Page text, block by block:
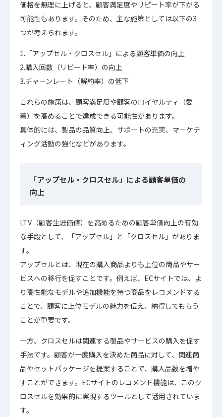
価格を無理に上げると、顧客満足度やリピート率が下がる
可能性もあります。そのため、主な施策としては以下の3
つが考えられます。
1.「アップセル・クロスセル」による顧客単価の向上
2.購入回数（リピート率）の向上
3.チャーンレート（解約率）の低下
これらの施策は、顧客満足度や顧客のロイヤルティ（愛
着）を高めることで達成できる可能性があります。
具体的には、製品の品質向上、サポートの充実、マーケテ
ィング活動の強化などがあります。
「アップセル・クロスセル」による顧客単価の
向上
LTV（顧客生涯価値）を高めるための顧客単価向上の有効
な手段として、「アップセル」と「クロスセル」がありま
す。
アップセルとは、現在の購入商品よりも上位の商品やサー
ビスへの移行を促すことです。例えば、ECサイトでは、よ
り高性能なモデルや追加機能を持つ商品をレコメンドする
ことで、顧客に上位モデルの魅力を伝え、納得してもらう
ことが重要です。
一方、クロスセルは関連する製品やサービスの購入を促す
手法です。顧客が一度購入を決めた商品に対して、関連商
品やセットパッケージを提案することで、購入品数を増や
すことができます。ECサイトのレコメンド機能は、このク
ロスセルを効果的に実現するツールとして活用されていま
す。